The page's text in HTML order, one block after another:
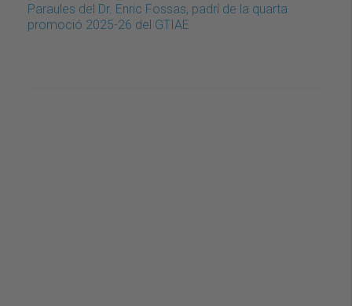
Paraules del Dr. Enric Fossas, padrí de la quarta
promoció 2025-26 del GTIAE